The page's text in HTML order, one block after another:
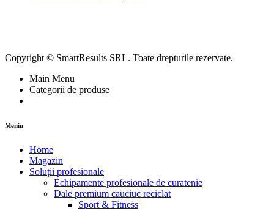
Copyright © SmartResults SRL. Toate drepturile rezervate.
Main Menu
Categorii de produse
Meniu
Home
Magazin
Soluții profesionale
Echipamente profesionale de curatenie
Dale premium cauciuc reciclat
Sport & Fitness